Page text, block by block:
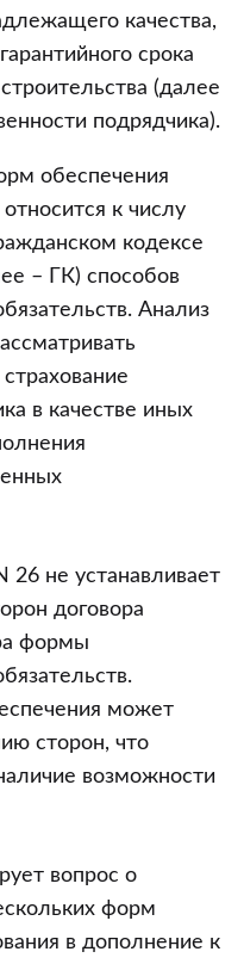
качества,
срока
(далее
подрядчика).
обеспечения
к числу
кодексе
– ГК) способов
Анализ
в качестве иных
26 не устанавливает
договора
формы
может
сторон, что
возможности
вопрос о
форм
в дополнение к